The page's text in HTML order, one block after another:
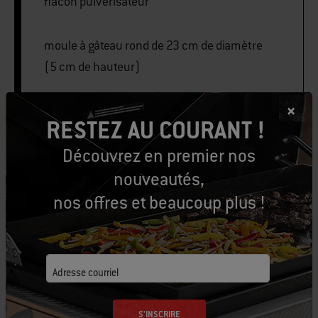
moule à gâteau rond de 23 cm de diamètre
(5 cm de hauteur)
feuille d’aluminium robuste (46 cm de
large)
PRINT THIS LIST
RESTEZ AU COURANT !
Découvrez en premier nos
nouveautés,
nos offres et beaucoup plus !
Adresse courriel
S'INSCRIRE